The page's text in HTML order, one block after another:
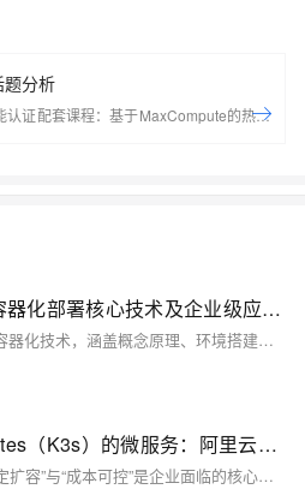
分析
证配套课程：基于MaxCompute的热门
Docker 与 Kubernetes 容器化部署核心技术及企业级应用实践全方案解析
本文详解Docker与Kubernetes容器化技术，涵盖概念原理、环境搭建、镜像构建、应用部署及监控扩展，助你掌握企业级容器化方案，提升应用开发与运维效率。
基于 Docker 与 Kubernetes（K3s）的微服务：阿里云生产环境扩容实践
在微服务架构中，如何实现“稳定扩容”与“成本可控”是企业面临的核心挑战。本文结合 Python FastAPI 微服务实战，详解如何基于阿里云基础设施，利用 Docker 封装服务、K3s 实现容器编排，构建生产级微服务架构。内容涵盖容器构建、集群部署、自动扩缩容、可观测性等关键环节，适配阿里云资源特性与服务生态，助力企业打造低成本、高可靠、易扩展的微服务解决方案。